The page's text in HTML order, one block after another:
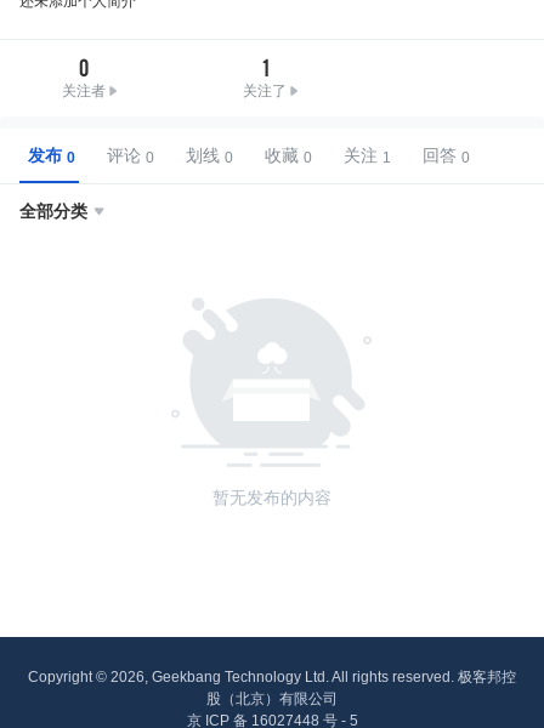
0
关注者
1
关注了
发布 评论 划线 收藏 关注 回答
全部分类 
暂无发布的内容
Copyright © 2026, Geekbang Technology Ltd. All rights reserved. 极客邦控
股（北京）有限公司
京 ICP 备 16027448 号 - 5